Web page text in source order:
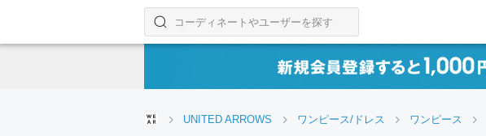
コーディネートやユーザーを探す
検索する
UNITED ARROWS ワンピース/ドレス ワンピース